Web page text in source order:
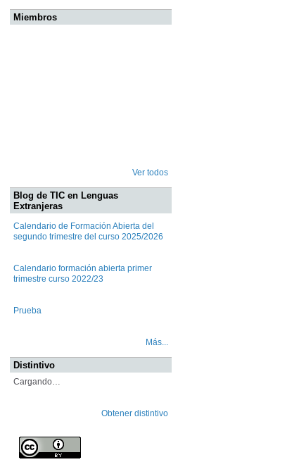
Miembros
Ver todos
Blog de TIC en Lenguas
Extranjeras
Calendario de Formación Abierta del
segundo trimestre del curso 2025/2026
Calendario formación abierta primer
trimestre curso 2022/23
Prueba
Más...
Distintivo
Cargando…
Obtener distintivo